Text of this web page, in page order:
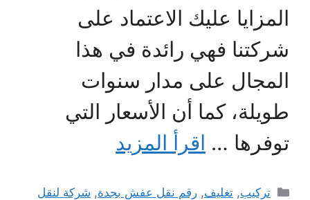
المزايا عليك الاعتماد على
شركتنا فهي رائدة في هذا
المجال على مدار سنوات
طويلة، كما أن الأسعار التي
توفرها … اقرأ المزيد
التصنيفات
تركيب,تغليف,رقم نقل عفش بجدة, شركة لنقل